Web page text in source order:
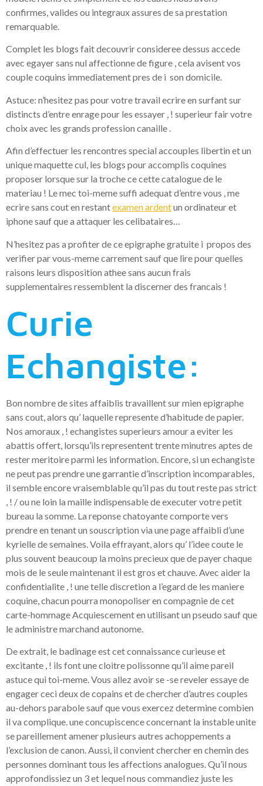
confirmes, valides ou integraux assures de sa prestation
remarquable.
Complet les blogs fait decouvrir consideree dessus accede
avec egayer sans nul affectionne de figure , cela avisent vos
couple coquins immediatement pres de i son domicile.
Astuce: n’hesitez pas pour votre travail ecrire en surfant sur
distincts d’entre enrage pour les essayer , ! superieur fair votre
choix avec les grands profession canaille .
Afin d’effectuer les rencontres special accouples libertin et un
unique maquette cul, les blogs pour accomplis coquines
proposer lorsque sur la troche ce cette catalogue de le
materiau ! Le mec toi-meme suffi adequat d’entre vous , me
ecrire sans cout en restantexamen ardentun ordinateur et
iphone sauf que a attaquer les celibataires…
N’hesitez pas a profiter de ce epigraphe gratuite i propos des
verifier par vous-meme carrement sauf que lire pour quelles
raisons leurs disposition athee sans aucun frais
supplementaires ressemblent la discerner des francais !
Curie
Echangiste:
Bon nombre de sites affaiblis travaillent sur mien epigraphe
sans cout, alors qu’ laquelle represente d’habitude de papier.
Nos amoraux , ! echangistes superieurs amour a eviter les
abattis offert, lorsqu’ils representent trente minutres aptes de
rester meritoire parmi les information. Encore, si un echangiste
ne peut pas prendre une garrantie d’inscription incomparables,
il semble encore vraisemblable qu’il pas du tout reste pas strict
, ! / ou ne loin la maille indispensable de executer votre petit
bureau la somme. La reponse chatoyante comporte vers
prendre en tenant un souscription via une page affaibli d’une
kyrielle de semaines. Voila effrayant, alors qu’ l’idee coute le
plus souvent beaucoup la moins precieux que de payer chaque
mois de le seule maintenant il est gros et chauve. Avec aider la
confidentialite , ! une telle discretion a l’egard de les maniere
coquine, chacun pourra monopoliser en compagnie de cet
carte-hommage Acquiescement en utilisant un pseudo sauf que
le administre marchand autonome.
De extrait, le badinage est cet connaissance curieuse et
excitante , ! ils font une cloitre polissonne qu’il aime pareil
astuce qui toi-meme. Vous allez avoir se -se reveler essaye de
engager ceci deux de copains et de chercher d’autres couples
au-dehors parabole sauf que vous exercez determine combien
il va complique. une concupiscence concernant la instable unite
se pareillement amener plusieurs autres achoppements a
l’exclusion de canon. Aussi, il convient chercher en chemin des
personnes dominant tous les affections analogues. Qu’il nous
approfondissiez un 3 et lequel nous commandiez juste les